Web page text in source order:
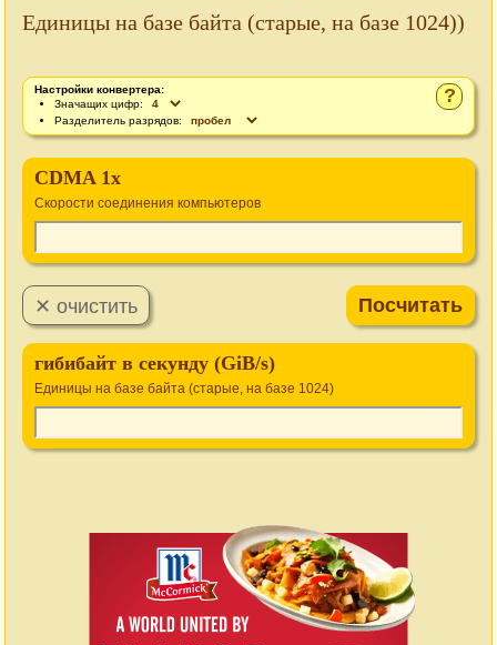
Единицы на базе байта (старые, на базе 1024))
?
Настройки конвертера:
Значащих цифр:
Разделитель разрядов:
CDMA 1x
Cкорости соединения компьютеров
гибибайт в секунду (GiB/s)
Единицы на базе байта (старые, на базе 1024)